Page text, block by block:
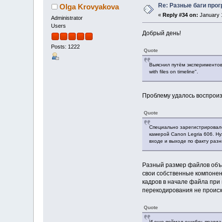
Olga Krovyakova
Administrator
Users
Posts: 1222
Re: Разные баги
«Reply #34 on: January
Добрый день!
Quote
Выяснил путём
with files on timeline".
Проблему удалось
Quote
Специально
камерой Canon Legria 606.
входе и выходе по факту
Разный размер файлов
свои собственные
кадров в начале файла при
перекодирования не
Quote